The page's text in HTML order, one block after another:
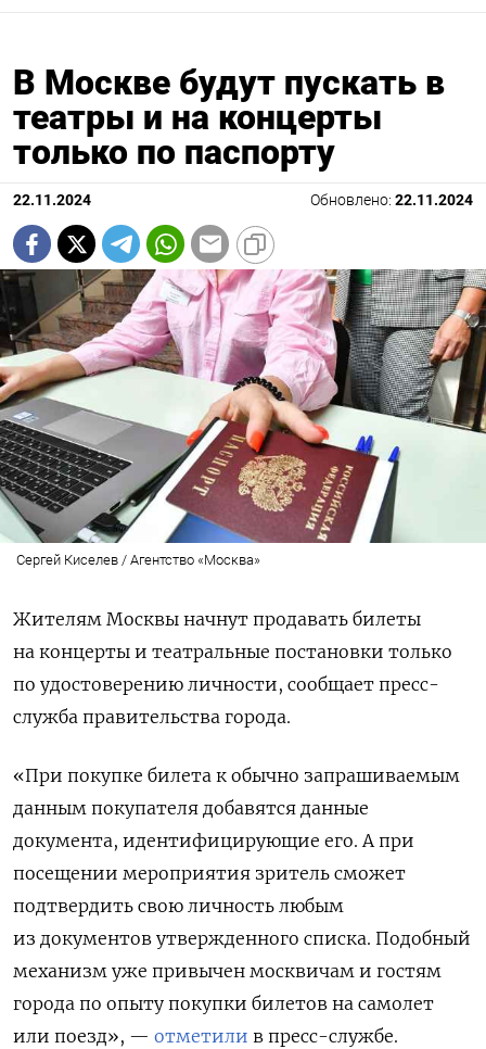
В Москве будут пускать в
театры и на концерты
только по паспорту
22.11.2024 Обновлено: 22.11.2024
Сергей Киселев / Агентство «Москва»
Жителям Москвы начнут продавать билеты
на концерты и театральные постановки только
по удостоверению личности, сообщает пресс-
служба правительства города.
«При покупке билета к обычно запрашиваемым
данным покупателя добавятся данные
документа, идентифицирующие его. А при
посещении мероприятия зритель сможет
подтвердить свою личность любым
из документов утвержденного списка. Подобный
механизм уже привычен москвичам и гостям
города по опыту покупки билетов на самолет
или поезд», — отметили в пресс-службе.